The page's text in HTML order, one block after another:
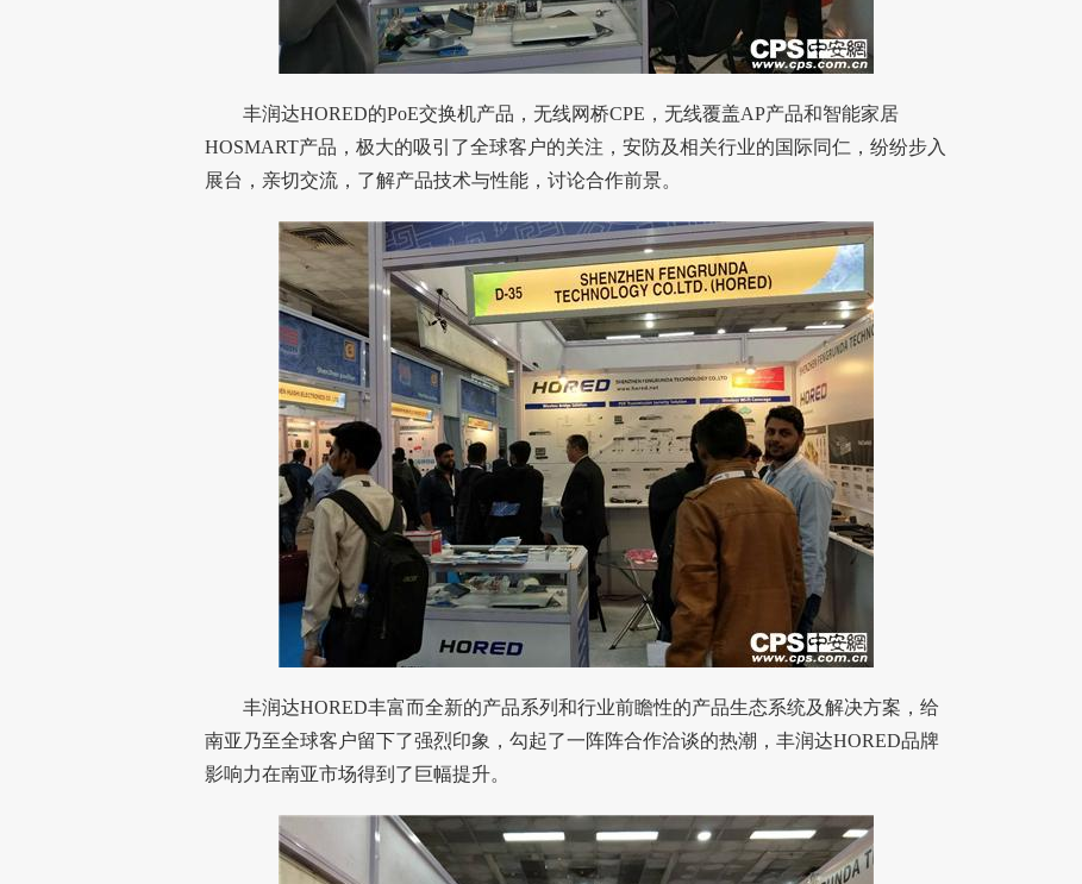
丰润达HORED的PoE交换机产品，无线网桥CPE，无线覆盖AP产品和智能家居
HOSMART产品，极大的吸引了全球客户的关注，安防及相关行业的国际同仁，纷纷步入
展台，亲切交流，了解产品技术与性能，讨论合作前景。
丰润达HORED丰富而全新的产品系列和行业前瞻性的产品生态系统及解决方案，给
南亚乃至全球客户留下了强烈印象，勾起了一阵阵合作洽谈的热潮，丰润达HORED品牌
影响力在南亚市场得到了巨幅提升。